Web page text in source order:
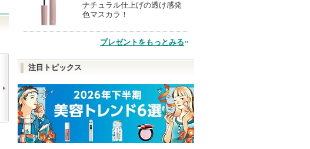
ジェニフィック アルティ
メ セラム
ランコム
ショッピン
Pure A Mask
Yunth
Yunthからのお知
らせがあります
ショッピン
グサイトへ
ストレートヘアミスト
NE
W
Straine
Straineからのお
知らせがありま
す
ショッピン
現
品
ナチュラル仕上げの透け感発
色マスカラ！
プレゼントをもっとみる
注目トピックス